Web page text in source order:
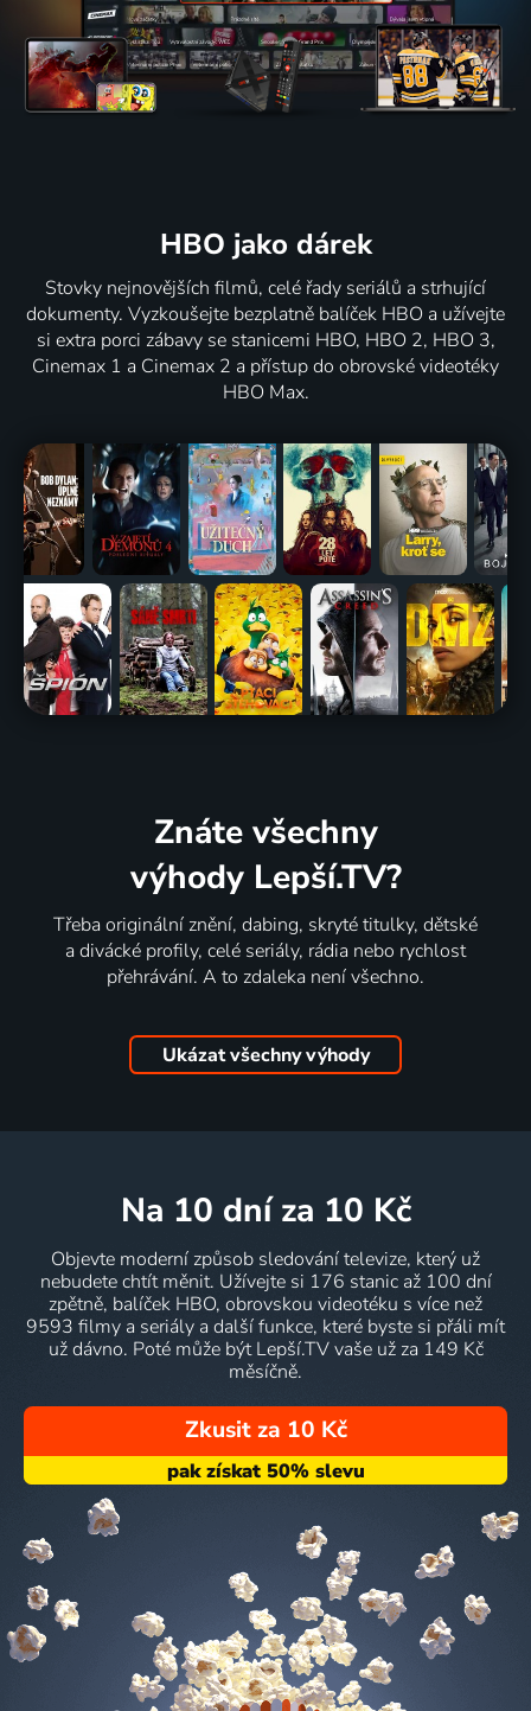
HBO jako dárek
Stovky nejnovějších filmů, celé řady seriálů a strhující
dokumenty. Vyzkoušejte bezplatně balíček HBO a užívejte
si extra porci zábavy se stanicemi HBO, HBO 2, HBO 3,
Cinemax 1 a Cinemax 2 a přístup do obrovské videotéky
HBO Max.
Znáte všechny
výhody Lepší.TV?
Třeba originální znění, dabing, skryté titulky, dětské
a divácké profily, celé seriály, rádia nebo rychlost
přehrávání. A to zdaleka není všechno.
Ukázat všechny výhody
na 10 dní za 10 Kč
Objevte moderní způsob sledování televize, který už
nebudete chtít měnit. Užívejte si 176 stanic až 100 dní
zpětně, balíček HBO, obrovskou videotéku s více než
9593 filmy a seriály a další funkce, které byste si přáli mít
už dávno. Poté může být Lepší.TV vaše už za 149 Kč
měsíčně.
Zkusit za 10 Kč